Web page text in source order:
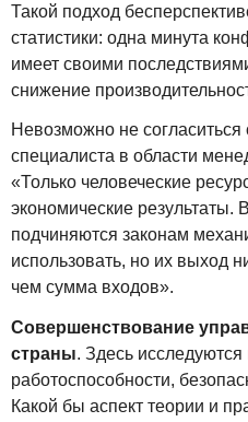
Такой подход
статистики: одна минута
имеет своими
снижение
Невозможно не согласиться
специалиста в области
«Только человеческие
экономические результаты.
подчиняются законам
использовать, но их выход
чем сумма входов».
Совершенствование
страны. Здесь
работоспособности,
Какой бы аспект теории и